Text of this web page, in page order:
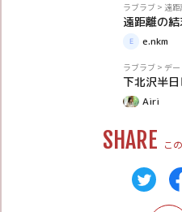
ラブラブ > 遠
遠距離の
e.nkm
ラブラブ > デー
下北沢半
Airi
SHARE こ